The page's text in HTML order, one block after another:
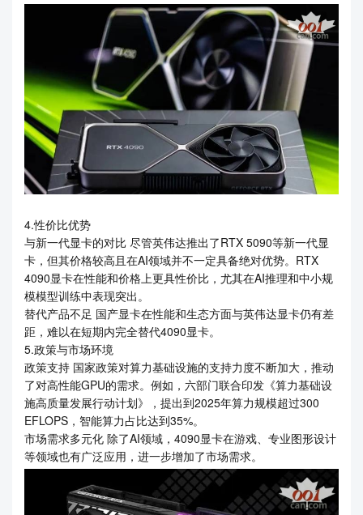
4.性价比优势
与新一代显卡的对比 尽管英伟达推出了RTX 5090等新一代显
卡，但其价格较高且在AI领域并不一定具备绝对优势。RTX
4090显卡在性能和价格上更具性价比，尤其在AI推理和中小规
模模型训练中表现突出。
替代产品不足 国产显卡在性能和生态方面与英伟达显卡仍有差
距，难以在短期内完全替代4090显卡。
5.政策与市场环境
政策支持 国家政策对算力基础设施的支持力度不断加大，推动
了对高性能GPU的需求。例如，六部门联合印发《算力基础设
施高质量发展行动计划》，提出到2025年算力规模超过300
EFLOPS，智能算力占比达到35%。
市场需求多元化 除了AI领域，4090显卡在游戏、专业图形设计
等领域也有广泛应用，进一步增加了市场需求。